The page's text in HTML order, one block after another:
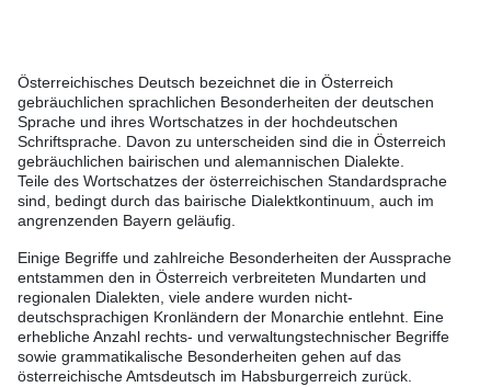
Österreichisches Deutsch bezeichnet die in Österreich
gebräuchlichen sprachlichen Besonderheiten der deutschen
Sprache und ihres Wortschatzes in der hochdeutschen
Schriftsprache. Davon zu unterscheiden sind die in Österreich
gebräuchlichen bairischen und alemannischen Dialekte.
Teile des Wortschatzes der österreichischen Standardsprache
sind, bedingt durch das bairische Dialektkontinuum, auch im
angrenzenden Bayern geläufig.
Einige Begriffe und zahlreiche Besonderheiten der Aussprache
entstammen den in Österreich verbreiteten Mundarten und
regionalen Dialekten, viele andere wurden nicht-
deutschsprachigen Kronländern der Monarchie entlehnt. Eine
erhebliche Anzahl rechts- und verwaltungstechnischer Begriffe
sowie grammatikalische Besonderheiten gehen auf das
österreichische Amtsdeutsch im Habsburgerreich zurück.